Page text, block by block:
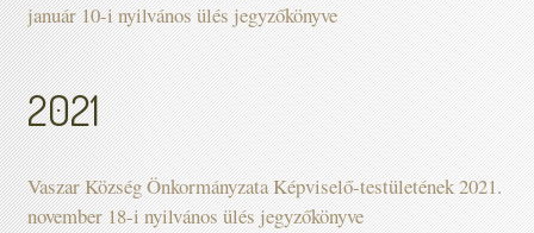
január 10-i nyilvános ülés jegyzőkönyve
2021
Vaszar Község Önkormányzata Képviselő-testületének 2021.
november 18-i nyilvános ülés jegyzőkönyve